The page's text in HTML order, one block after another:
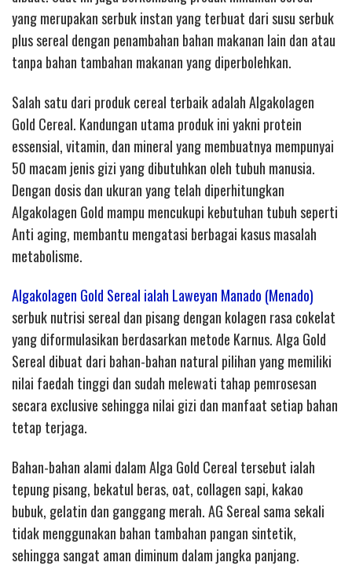
yang merupakan serbuk instan yang terbuat dari susu serbuk
plus sereal dengan penambahan bahan makanan lain dan atau
tanpa bahan tambahan makanan yang diperbolehkan.
Salah satu dari produk cereal terbaik adalah Algakolagen
Gold Cereal. Kandungan utama produk ini yakni protein
essensial, vitamin, dan mineral yang membuatnya mempunyai
50 macam jenis gizi yang dibutuhkan oleh tubuh manusia.
Dengan dosis dan ukuran yang telah diperhitungkan
Algakolagen Gold mampu mencukupi kebutuhan tubuh seperti
Anti aging, membantu mengatasi berbagai kasus masalah
metabolisme.
Algakolagen Gold Sereal ialah Laweyan Manado (Menado)
serbuk nutrisi sereal dan pisang dengan kolagen rasa cokelat
yang diformulasikan berdasarkan metode Karnus. Alga Gold
Sereal dibuat dari bahan-bahan natural pilihan yang memiliki
nilai faedah tinggi dan sudah melewati tahap pemrosesan
secara exclusive sehingga nilai gizi dan manfaat setiap bahan
tetap terjaga.
Bahan-bahan alami dalam Alga Gold Cereal tersebut ialah
tepung pisang, bekatul beras, oat, collagen sapi, kakao
bubuk, gelatin dan ganggang merah. AG Sereal sama sekali
tidak menggunakan bahan tambahan pangan sintetik,
sehingga sangat aman diminum dalam jangka panjang.